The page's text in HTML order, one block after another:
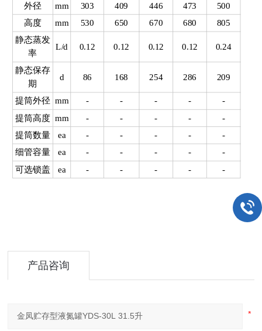
外径
mm 303 409 446 473
500
高度
mm 530 650 670 680
805
静态蒸发
率
L/d 0.12 0.12 0.12 0.12 0.24
静态保存
期
d 86 168 254 286 209
提筒外径 mm - - - -
-
提筒高度 mm - - - -
-
提筒数量
ea - - - -
-
细管容量
ea - - - -
-
可选锁盖
ea - - - - -
产品咨询